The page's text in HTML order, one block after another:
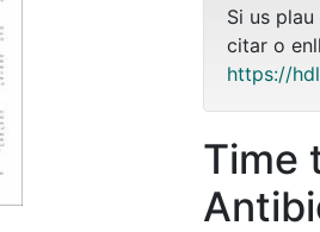
Si us
citar o
https://
Time